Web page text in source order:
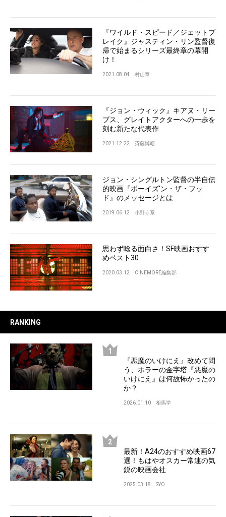
『ワイルド・スピード／ジェットブ
レイク』ジャスティン・リン監督復
帰で始まるシリーズ最終章の幕開
け！
2021.08.04 村山章
『ジョン・ウィック』キアヌ・リー
ブス、グレイトアクターへの一歩を
刻む新たな代表作
2021.12.22 斉藤博昭
ジョン・シングルトン監督の半自伝
的映画『ボーイズ'ン・ザ・フッ
ド』のメッセージとは
2019.06.12 小野寺系
思わず唸る面白さ！SF映画おすす
めベスト30
2020.03.12 CINEMORE編集部
RANKING
『悪魔のいけにえ』改めて問
う、ホラーの金字塔『悪魔の
いけにえ』は何故怖かったの
か？
2026.01.10 相馬学
最新！A24のおすすめ映画67
選！もはやオスカー常連の気
鋭の映画会社
2025.03.18 SYO